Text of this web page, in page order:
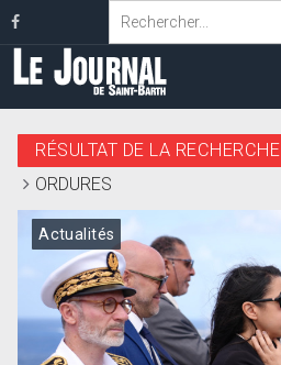
RÉSULTAT DE LA RECHERCHE
ORDURES
Actualités